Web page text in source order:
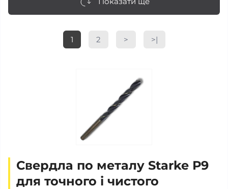
1 2 > >|
Свердла по металу Starke Р9
для точного і чистого